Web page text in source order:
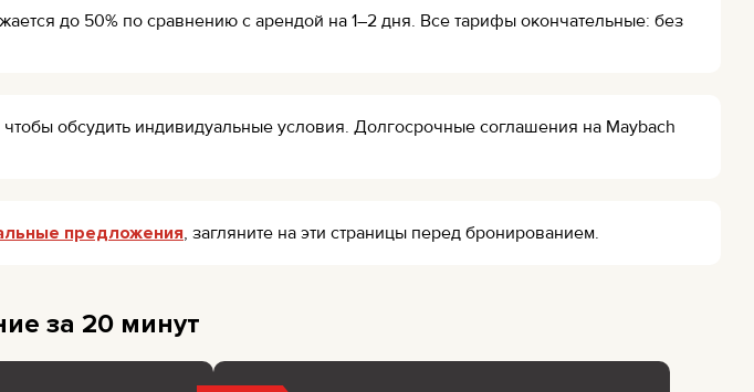
до 50% по сравнению с арендой на 1–2 дня. Все тарифы окончательные: без
обсудить индивидуальные условия. Долгосрочные соглашения на Maybach
предложения, загляните на эти страницы перед бронированием.
за 20 минут